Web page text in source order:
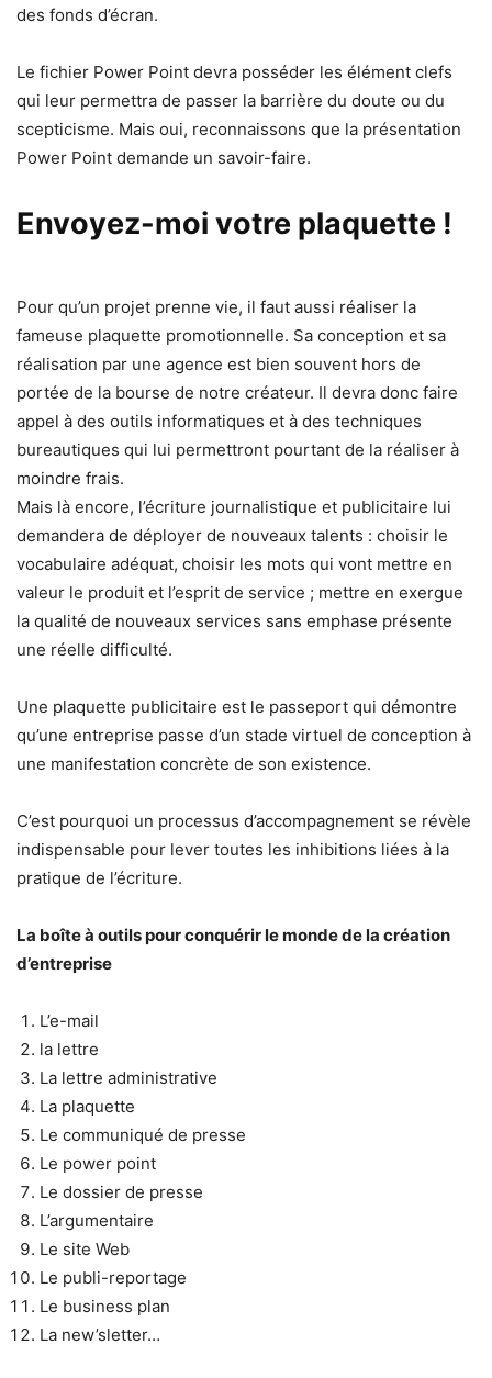
des fonds d’écran.
Le fichier Power Point devra posséder les élément clefs
qui leur permettra de passer la barrière du doute ou du
scepticisme. Mais oui, reconnaissons que la présentation
Power Point demande un savoir-faire.
Envoyez-moi votre plaquette !
Pour qu’un projet prenne vie, il faut aussi réaliser la
fameuse plaquette promotionnelle. Sa conception et sa
réalisation par une agence est bien souvent hors de
portée de la bourse de notre créateur. Il devra donc faire
appel à des outils informatiques et à des techniques
bureautiques qui lui permettront pourtant de la réaliser à
moindre frais.
Mais là encore, l’écriture journalistique et publicitaire lui
demandera de déployer de nouveaux talents : choisir le
vocabulaire adéquat, choisir les mots qui vont mettre en
valeur le produit et l’esprit de service ; mettre en exergue
la qualité de nouveaux services sans emphase présente
une réelle difficulté.
Une plaquette publicitaire est le passeport qui démontre
qu’une entreprise passe d’un stade virtuel de conception à
une manifestation concrète de son existence.
C’est pourquoi un processus d’accompagnement se révèle
indispensable pour lever toutes les inhibitions liées à la
pratique de l’écriture.
La boîte à outils pour conquérir le monde de la création
d’entreprise
L’e-mail
la lettre
La lettre administrative
La plaquette
Le communiqué de presse
Le power point
Le dossier de presse
L’argumentaire
Le site Web
Le publi-reportage
Le business plan
La new’sletter…